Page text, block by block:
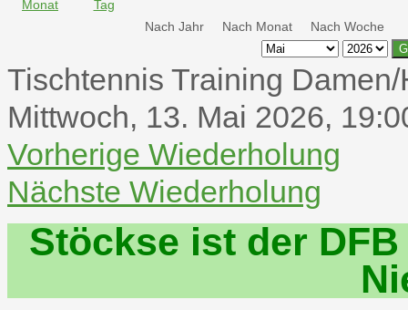
Nach Jahr Nach Monat Nach Woche
Tischtennis Training
Mittwoch, 13. Mai 2026,
Vorherige Wiederholung
Nächste Wiederholung
Stöckse ist der